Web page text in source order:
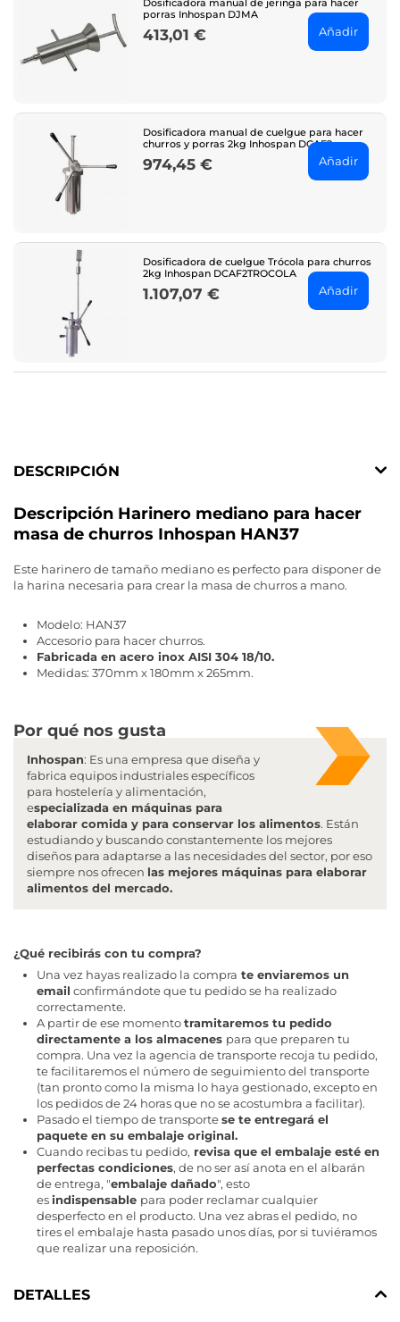
Dosificadora manual de jeringa para hacer
porras Inhospan DJMA
Price
413,01 € Añadir
Dosificadora manual de cuelgue para hacer
churros y porras 2kg Inhospan DCAF2
Price
974,45 € Añadir
Dosificadora de cuelgue Trócola para churros
2kg Inhospan DCAF2TROCOLA
Price
1.107,07 € Añadir
DESCRIPCIÓN
Descripción Harinero mediano para hacer
masa de churros Inhospan HAN37
Este harinero de tamaño mediano es perfecto para disponer de
la harina necesaria para crear la masa de churros a mano.
Modelo: HAN37
Accesorio para hacer churros.
Fabricada en acero inox AISI 304 18/10.
Medidas: 370mm x 180mm x 265mm.
Por qué nos gusta
Inhospan: Es una empresa que diseña y
fabrica equipos industriales específicos
para hostelería y alimentación,
especializada en máquinas para
elaborar comida y para conservar los alimentos. Están
estudiando y buscando constantemente los mejores
diseños para adaptarse a las necesidades del sector, por eso
siempre nos ofrecen las mejores máquinas para elaborar
alimentos del mercado.
¿Qué recibirás con tu compra?
Una vez hayas realizado la compra te enviaremos un
email confirmándote que tu pedido se ha realizado
correctamente.
A partir de ese momentotramitaremos tu pedido
directamente a los almacenes para que preparen tu
compra. Una vez la agencia de transporte recoja tu pedido,
te facilitaremos el número de seguimiento del transporte
(tan pronto como la misma lo haya gestionado, excepto en
los pedidos de 24 horas que no se acostumbra a facilitar).
Pasado el tiempo de transportese te entregará el
paquete en su embalaje original.
Cuando recibas tu pedido, revisa que el embalaje esté en
perfectas condiciones, de no ser así anota en el albarán
de entrega, "embalaje dañado", esto
esindispensable para poder reclamar cualquier
desperfecto en el producto. Una vez abras el pedido, no
tires el embalaje hasta pasado unos días, por si tuviéramos
que realizar una reposición.
DETALLES